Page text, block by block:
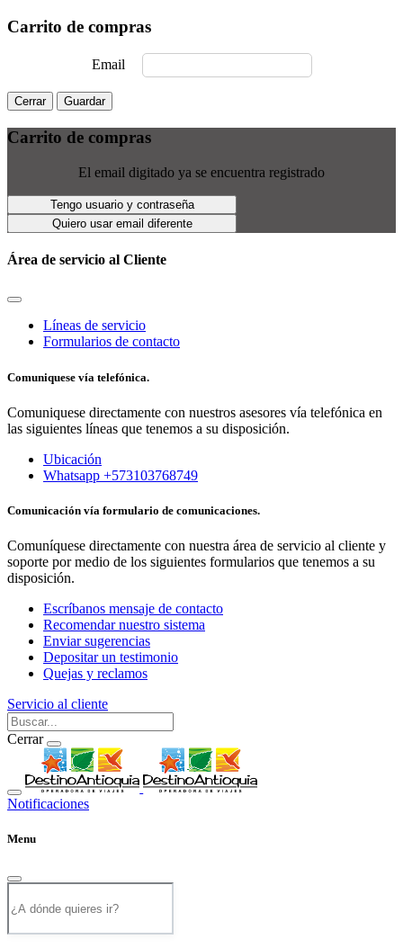
Carrito de compras
Email
Cerrar Guardar
Carrito de compras
El email digitado ya se encuentra registrado
Tengo usuario y contraseña
Quiero usar email diferente
Área de servicio al Cliente
Líneas de servicio
Formularios de contacto
Comuniquese vía telefónica.
Comuniquese directamente con nuestros asesores vía telefónica en
las siguientes líneas que tenemos a su disposición.
Ubicación
Whatsapp +573103768749
Comunicación vía formulario de comunicaciones.
Comuníquese directamente con nuestra área de servicio al cliente y
soporte por medio de los siguientes formularios que tenemos a su
disposición.
Escríbanos mensaje de contacto
Recomendar nuestro sistema
Enviar sugerencias
Depositar un testimonio
Quejas y reclamos
Servicio al cliente
Cerrar
Notificaciones
Menu